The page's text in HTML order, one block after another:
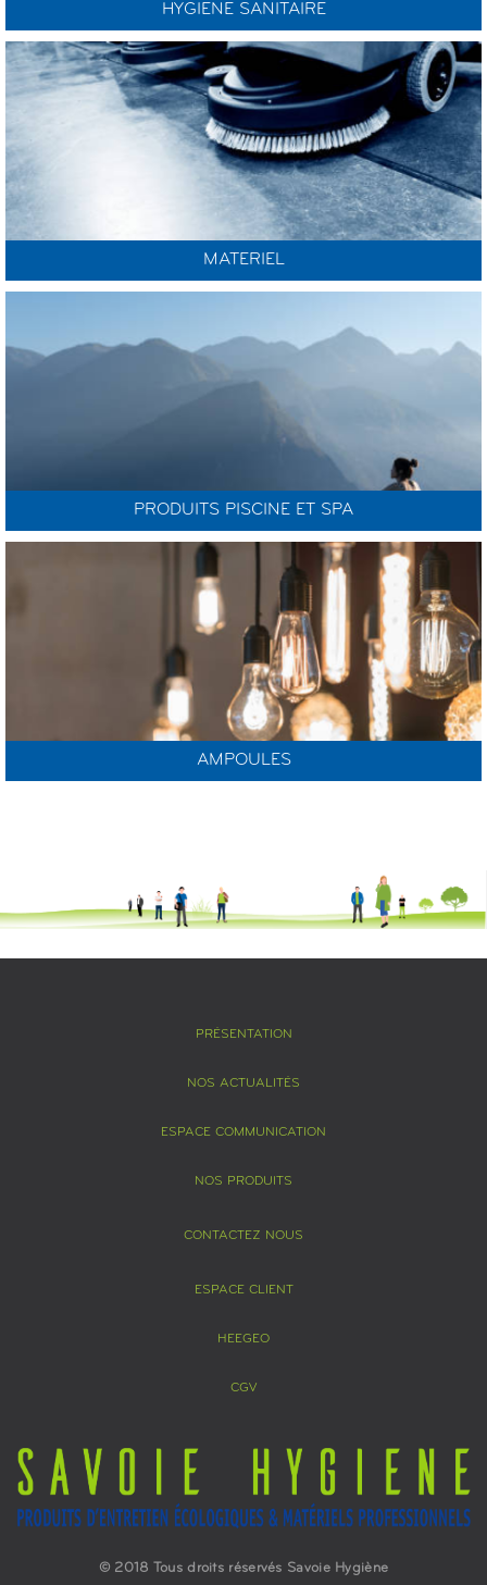
HYGIENE SANITAIRE
MATERIEL
PRODUITS PISCINE ET SPA
AMPOULES
PRÉSENTATION
NOS ACTUALITÉS
ESPACE COMMUNICATION
NOS PRODUITS
CONTACTEZ NOUS
ESPACE CLIENT
HEEGEO
CGV
© 2018 Tous droits réservés Savoie Hygiène